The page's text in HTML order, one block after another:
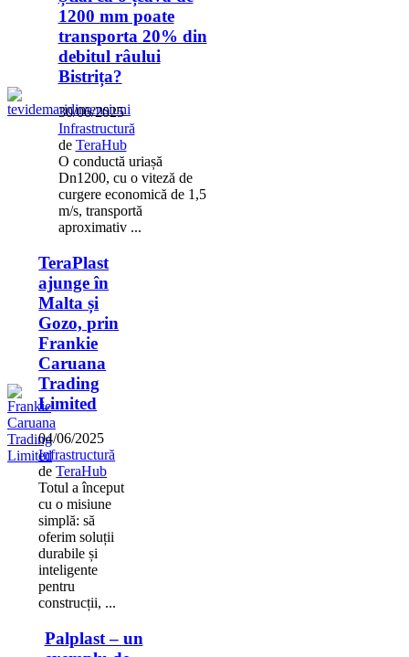
1200 mm poate
transporta 20% din
debitul râului
Bistrița?
30/06/2025
Infrastructură
de TeraHub
O conductă uriașă
Dn1200, cu o viteză de
curgere economică de 1,5
m/s, transportă
aproximativ ...
TeraPlast
ajunge în
Malta și
Gozo, prin
Frankie
Caruana
Trading
Limited
04/06/2025
Infrastructură
de TeraHub
Totul a început
cu o misiune
simplă: să
oferim soluții
durabile și
inteligente
pentru
construcții, ...
Palplast – un